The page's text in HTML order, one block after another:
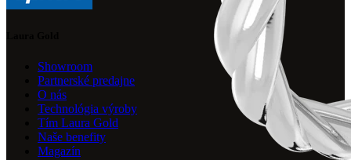
Showroom
Partnerské predajne
O nás
Technológia výroby
Tím Laura Gold
Naše benefity
Magazín